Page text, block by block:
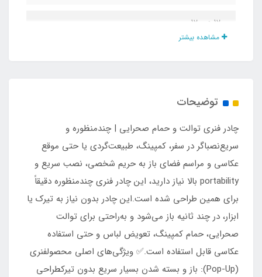
۱۲۰ در ۱۲۰
قطر جمع شده
۵۵ سانت
نوع پارچه
پلی استر پشت نقره بدون سایه
اقلام همراه
کیف حمل مخصوص و میخ و بند مهار
مشاهده بیشتر
توضیحات
چادر فنری توالت و حمام صحرایی | چندمنظوره و
سریع‌نصباگر در سفر، کمپینگ، طبیعت‌گردی یا حتی موقع
عکاسی و مراسم فضای باز به حریم شخصی، نصب سریع و
portability بالا نیاز دارید، این چادر فنری چندمنظوره دقیقاً
برای همین طراحی شده است.این چادر بدون نیاز به تیرک یا
ابزار، در چند ثانیه باز می‌شود و به‌راحتی برای توالت
صحرایی، حمام کمپینگ، تعویض لباس و حتی استفاده
عکاسی قابل استفاده است.✅ ویژگی‌های اصلی محصولفنری
(Pop-Up): باز و بسته شدن بسیار سریع بدون تیرکطراحی